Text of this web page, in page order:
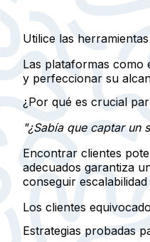
Utilice las
Las plataformas como
y perfeccionar su
¿Por qué es crucial
"¿Sabía que captar un
Encontrar clientes
adecuados garantiza
conseguir
Los clientes
Estrategias probadas